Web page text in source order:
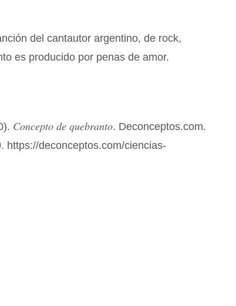
del cantautor argentino, de rock,
es producido por penas de amor.
Concepto de quebranto. Deconceptos.com.
https://deconceptos.com/ciencias-